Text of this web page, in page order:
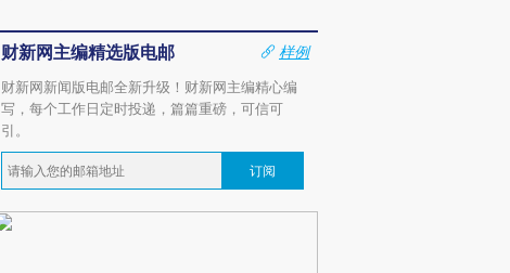
财新网主编精选版电邮
样例
财新网新闻版电邮全新升级！财新网主编精心编
写，每个工作日定时投递，篇篇重磅，可信可
引。
订阅